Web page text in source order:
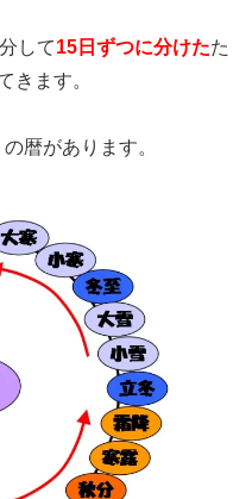
して15日ずつに分けたた
きます。
暦があります。